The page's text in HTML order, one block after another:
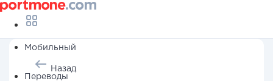
Мобильный
Переводы
Назад